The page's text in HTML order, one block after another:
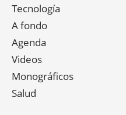
Tecnología
A fondo
Agenda
Videos
Monográficos
Salud